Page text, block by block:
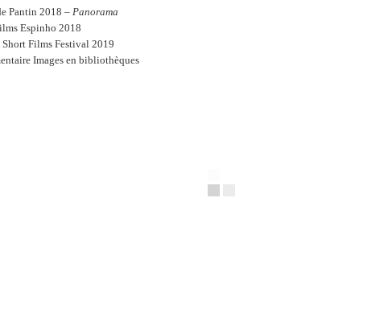
Pantin 2018 – Panorama
Espinho 2018
Films Festival 2019
Images en bibliothèques